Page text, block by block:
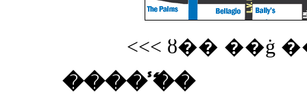
<<< ȣ�� ��ġ
���� �̾߱�